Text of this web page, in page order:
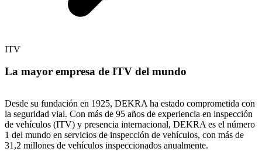
ITV
La mayor empresa de ITV del mundo
Desde su fundación en 1925, DEKRA ha estado comprometida con
la seguridad vial. Con más de 95 años de experiencia en inspección
de vehículos (ITV) y presencia internacional, DEKRA es el número
1 del mundo en servicios de inspección de vehículos, con más de
31,2 millones de vehículos inspeccionados anualmente.